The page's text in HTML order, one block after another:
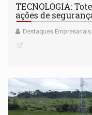
TECNOLOGIA:
ações de
Destaques Empresariais